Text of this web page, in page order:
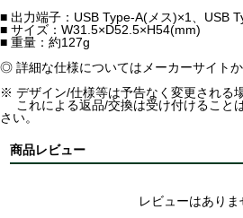
■ 出力端子：USB Type-A(メス)×1、USB
■ サイズ：W31.5×D52.5×H54(mm)
■ 重量：約127g
◎ 詳細な仕様についてはメーカーサイトか
※ デザイン/仕様等は予告なく変更される
これによる返品/交換は受け付けること
さい。
商品レビュー
レビューはありま